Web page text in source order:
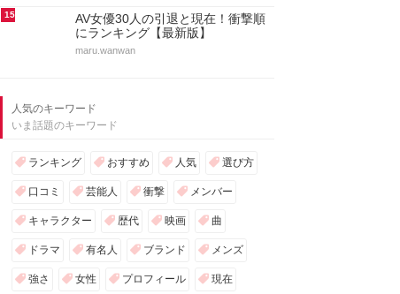
15
AV女優30人の引退と現在！衝撃順
にランキング【最新版】
maru.wanwan
人気のキーワード
いま話題のキーワード
ランキング おすすめ 人気 選び方
口コミ 芸能人 衝撃 メンバー
キャラクター 歴代 映画 曲
ドラマ 有名人 ブランド メンズ
強さ 女性 プロフィール 現在